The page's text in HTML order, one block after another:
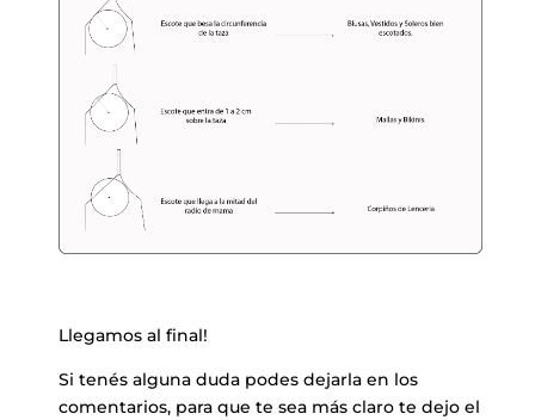
Llegamos al final!
Si tenés alguna duda podes dejarla en los
comentarios, para que te sea más claro te dejo el